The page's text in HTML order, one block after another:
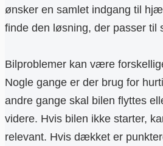
ønsker en samlet indgang til
finde den løsning, der passer til
Bilproblemer kan være
Nogle gange er der brug for
andre gange skal bilen flyttes
videre. Hvis bilen ikke starter,
relevant. Hvis dækket er